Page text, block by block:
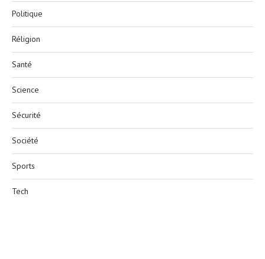
Politique
Réligion
Santé
Science
Sécurité
Société
Sports
Tech